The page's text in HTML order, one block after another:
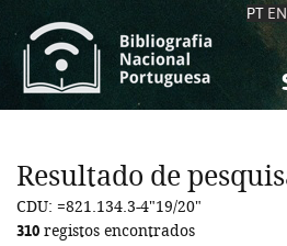
PT EN
Resultado de
CDU: =821.134.3-4"19/20"
310 registos encontrados